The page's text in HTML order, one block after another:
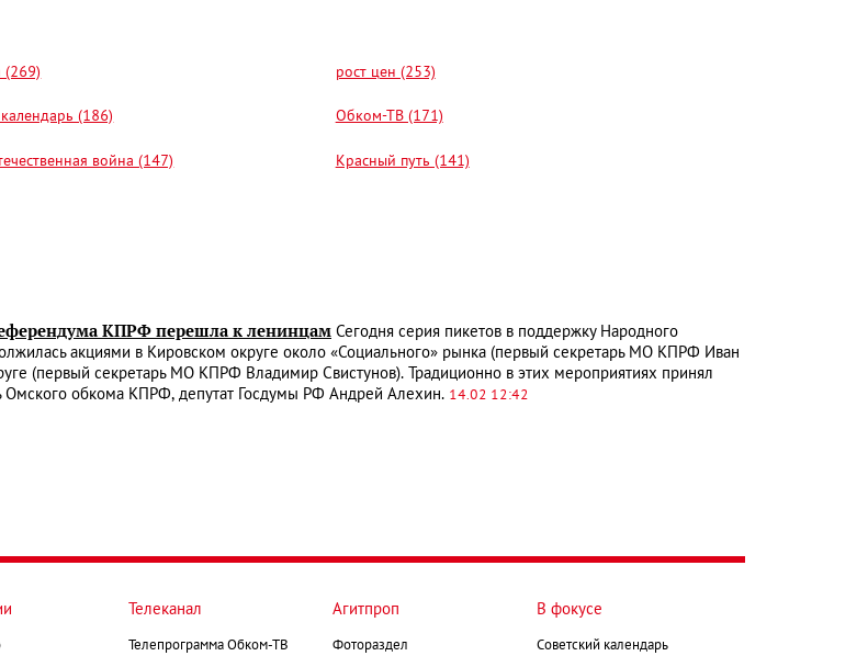
(269) рост цен (253)
(186) Обком-ТВ (171)
война (147) Красный путь (141)
КПРФ перешла к ленинцам Сегодня серия пикетов в поддержку Народного
акциями в Кировском округе около «Социального» рынка (первый секретарь МО КПРФ Иван
(первый секретарь МО КПРФ Владимир Свистунов). Традиционно в этих мероприятиях принял
Омского обкома КПРФ, депутат Госдумы РФ Андрей Алехин. 14.02 12:42
Телеканал
Телепрограмма Обком-ТВ
Агитпроп
Фотораздел
В фокусе
Советский календарь